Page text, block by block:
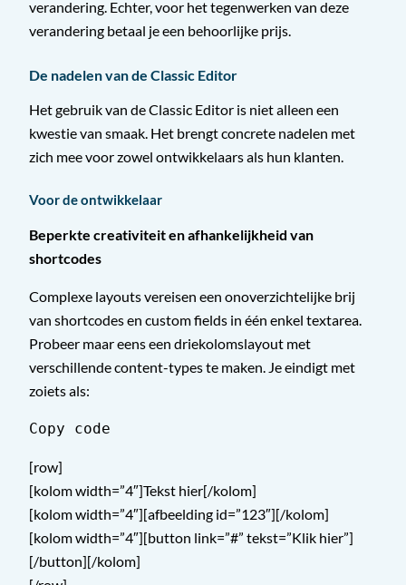
verandering. Echter, voor het tegenwerken van deze
verandering betaal je een behoorlijke prijs.
De nadelen van de Classic Editor
Het gebruik van de Classic Editor is niet alleen een
kwestie van smaak. Het brengt concrete nadelen met
zich mee voor zowel ontwikkelaars als hun klanten.
Voor de ontwikkelaar
Beperkte creativiteit en afhankelijkheid van
shortcodes
Complexe layouts vereisen een onoverzichtelijke brij
van shortcodes en custom fields in één enkel textarea.
Probeer maar eens een driekolomslayout met
verschillende content-types te maken. Je eindigt met
zoiets als:
Copy code
[row]
[kolom width=”4″]Tekst hier[/kolom]
[kolom width=”4″][afbeelding id=”123″][/kolom]
[kolom width=”4″][button link=”#” tekst=”Klik hier”]
[/button][/kolom]